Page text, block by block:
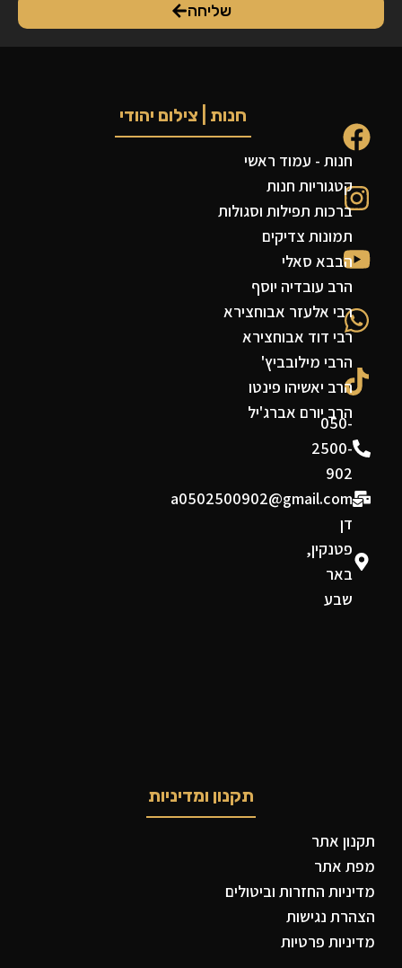
שליחה
050-
2500-
902
a0502500902@gmail.com
דן
פטנקין,
באר
שבע
חנות | צילום יהודי
חנות - עמוד ראשי
קטגוריות חנות
ברכות תפילות וסגולות
תמונות צדיקים
הבבא סאלי
הרב עובדיה יוסף
רבי אלעזר אבוחצירא
רבי דוד אבוחצירא
הרבי מילובביץ'
הרב יאשיהו פינטו
הרב יורם אברג'יל
תקנון ומדיניות
תקנון אתר
מפת אתר
מדיניות החזרות וביטולים
הצהרת נגישות
מדיניות פרטיות